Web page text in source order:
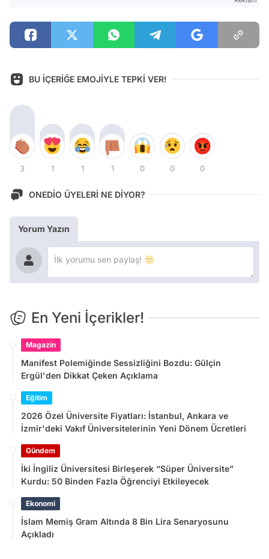
BU İÇERİĞE EMOJİYLE TEPKİ VER!
3 1 1 1 0 0 0
ONEDİO ÜYELERİ NE DİYOR?
Yorum Yazın
En Yeni İçerikler!
Magazin
Manifest Polemiğinde Sessizliğini Bozdu: Gülçin
Ergül'den Dikkat Çeken Açıklama
Eğitim
2026 Özel Üniversite Fiyatları: İstanbul, Ankara ve
İzmir'deki Vakıf Üniversitelerinin Yeni Dönem Ücretleri
Gündem
İki İngiliz Üniversitesi Birleşerek “Süper Üniversite”
Kurdu: 50 Binden Fazla Öğrenciyi Etkileyecek
Ekonomi
İslam Memiş Gram Altında 8 Bin Lira Senaryosunu
Açıkladı